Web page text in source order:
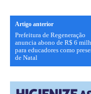
Artigo anterior
Prefeitura de Regeneração
anuncia abono de R$ 6
para educadores como
de Natal